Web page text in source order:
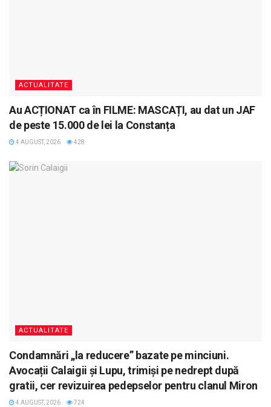
ACTUALITATE
Au ACȚIONAT ca în FILME: MASCAȚI, au dat un JAF
de peste 15.000 de lei la Constanța
4 AUGUST, 2026 428
ACTUALITATE
Condamnări „la reducere” bazate pe minciuni.
Avocații Calaigii și Lupu, trimiși pe nedrept după
gratii, cer revizuirea pedepselor pentru clanul Miron
4 AUGUST, 2026 724